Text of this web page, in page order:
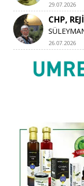
29.07.2026
CHP,
26.07.2026